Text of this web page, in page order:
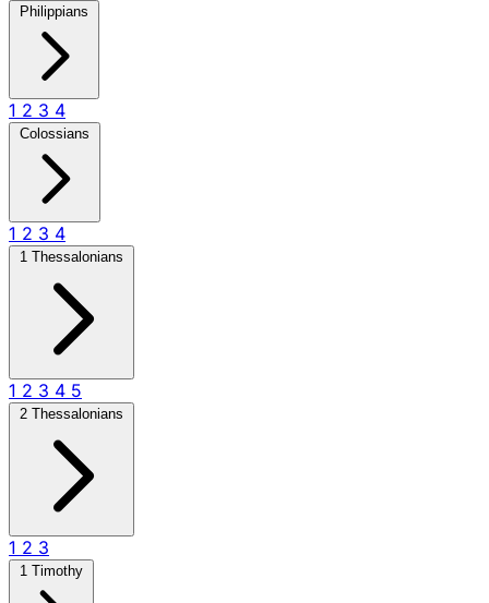
Philippians
1 2 3 4
Colossians
1 2 3 4
1 Thessalonians
1 2 3 4 5
2 Thessalonians
1 2 3
1 Timothy